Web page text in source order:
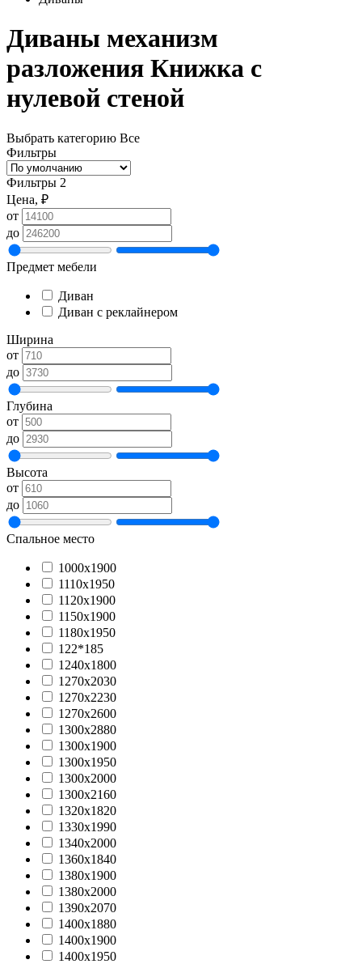
Диваны механизм
разложения Книжка с
нулевой стеной
Выбрать категорию Все
Фильтры
Фильтры 2
Цена, ₽
от
до
Предмет мебели
Диван
Диван с реклайнером
Ширина
от
до
Глубина
от
до
Высота
от
до
Спальное место
1000х1900
1110х1950
1120х1900
1150х1900
1180х1950
122*185
1240х1800
1270х2030
1270х2230
1270х2600
1300x2880
1300х1900
1300х1950
1300х2000
1300х2160
1320х1820
1330х1990
1340х2000
1360х1840
1380х1900
1380х2000
1390х2070
1400х1880
1400х1900
1400х1950